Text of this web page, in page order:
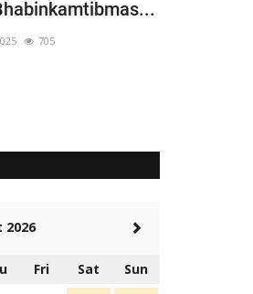
705
2026
Fri Sat Sun